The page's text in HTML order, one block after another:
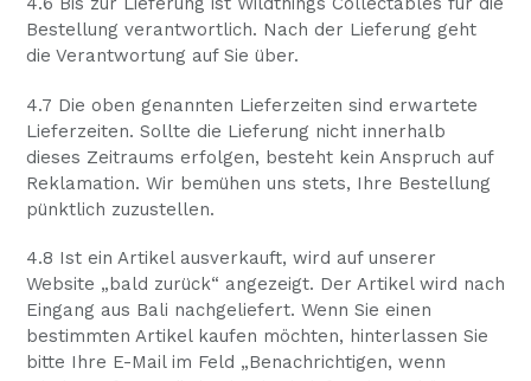
Bestellung verantwortlich. Nach der Lieferung geht
die Verantwortung auf Sie über.
4.7 Die oben genannten Lieferzeiten sind erwartete
Lieferzeiten. Sollte die Lieferung nicht innerhalb
dieses Zeitraums erfolgen, besteht kein Anspruch auf
Reklamation. Wir bemühen uns stets, Ihre Bestellung
pünktlich zuzustellen.
4.8 Ist ein Artikel ausverkauft, wird auf unserer
Website „bald zurück“ angezeigt. Der Artikel wird nach
Eingang aus Bali nachgeliefert. Wenn Sie einen
bestimmten Artikel kaufen möchten, hinterlassen Sie
bitte Ihre E-Mail im Feld „Benachrichtigen, wenn